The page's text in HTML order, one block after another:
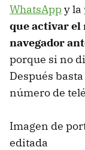
WhatsAppy la
que activar el
navegador
porque si no
Después
número de
Imagen de
editada